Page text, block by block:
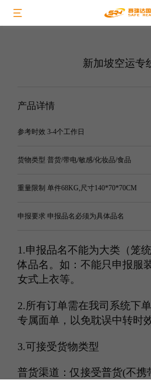
新加坡空运专
产品详情
参考时效 3-4个工作日
货物类型 普货/带电/敏感/化妆品/食品
重量限制 单件68KG,尺寸140*70*70CM
申报要求 申报品名必须为具体品名
1.申报品名不能为大类（笼
体品名。如：不能只申报服
女式上衣等。
2.所有订单需在我司系统下
专属面单，以免耽误中转时效
3.可接受货物类型
普货渠道：仅接受普货(不携